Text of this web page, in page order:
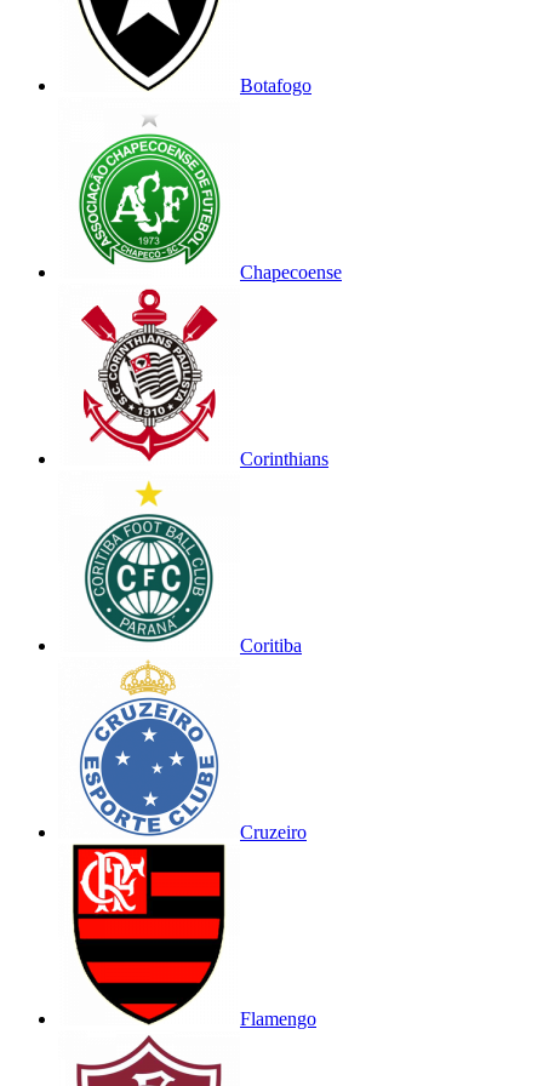
Botafogo
Chapecoense
Corinthians
Coritiba
Cruzeiro
Flamengo